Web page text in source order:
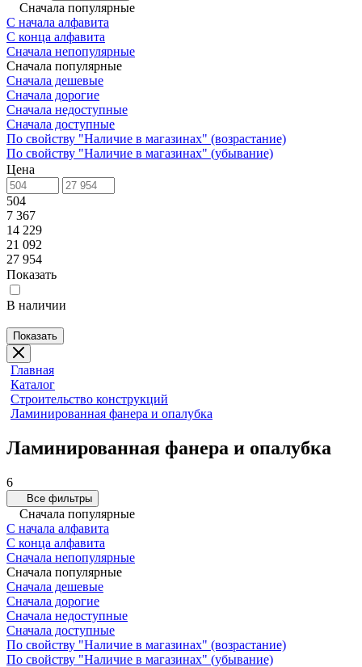
Сначала популярные
С начала алфавита
С конца алфавита
Сначала непопулярные
Сначала популярные
Сначала дешевые
Сначала дорогие
Сначала недоступные
Сначала доступные
По свойству "Наличие в магазинах" (возрастание)
По свойству "Наличие в магазинах" (убывание)
Цена
504
7 367
14 229
21 092
27 954
Показать
В наличии
Показать
Главная
Каталог
Строительство конструкций
Ламинированная фанера и опалубка
Ламинированная фанера и опалубка
6
Все фильтры
Сначала популярные
С начала алфавита
С конца алфавита
Сначала непопулярные
Сначала популярные
Сначала дешевые
Сначала дорогие
Сначала недоступные
Сначала доступные
По свойству "Наличие в магазинах" (возрастание)
По свойству "Наличие в магазинах" (убывание)